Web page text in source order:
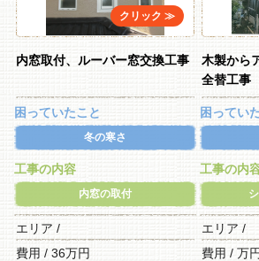
内窓取付、ルーバー窓交換工事
困っていたこと
冬の寒さ
工事の内容
内窓の取付
エリア /
費用 / 36万円
木製から
全替工事
困ってい
工事の内
エリア /
費用 / 万円